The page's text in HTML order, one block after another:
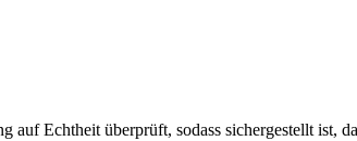
auf Echtheit überprüft, sodass sichergestellt ist,